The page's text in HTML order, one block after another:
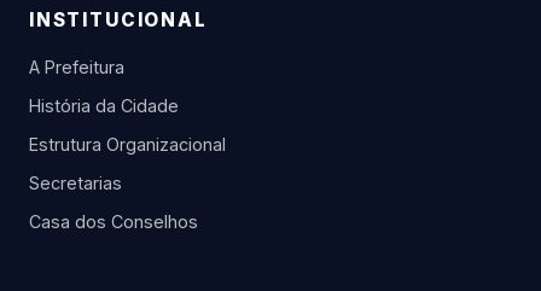
INSTITUCIONAL
A Prefeitura
História da Cidade
Estrutura Organizacional
Secretarias
Casa dos Conselhos